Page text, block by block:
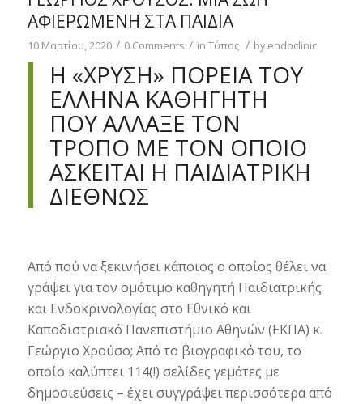
ΑΦΙΕΡΩΜΈΝΗ ΣΤΑ ΠΑΙΔΙΆ
10 Μαρτίου, 2020 / 0 Comments / in Τύπος / byendoclinic
Η «ΧΡΥΣΉ» ΠΟΡΕΊΑ ΤΟΥ
ΈΛΛΗΝΑ ΚΑΘΗΓΗΤΉ
ΠΟΥ ΆΛΛΑΞΕ ΤΟΝ
ΤΡΌΠΟ ΜΕ ΤΟΝ ΟΠΟΊΟ
ΑΣΚΕΊΤΑΙ Η ΠΑΙΔΙΑΤΡΙΚΉ
ΔΙΕΘΝΏΣ
Από πού να ξεκινήσει κάποιος ο οποίος θέλει να
γράψει για τον ομότιμο καθηγητή Παιδιατρικής
και Ενδοκρινολογίας στο Εθνικό και
Καποδιστριακό Πανεπιστήμιο Αθηνών (ΕΚΠΑ) κ.
Γεώργιο Χρούσο; Από το βιογραφικό του, το
οποίο καλύπτει 114(!) σελίδες γεμάτες με
δημοσιεύσεις – έχει συγγράψει περισσότερα από